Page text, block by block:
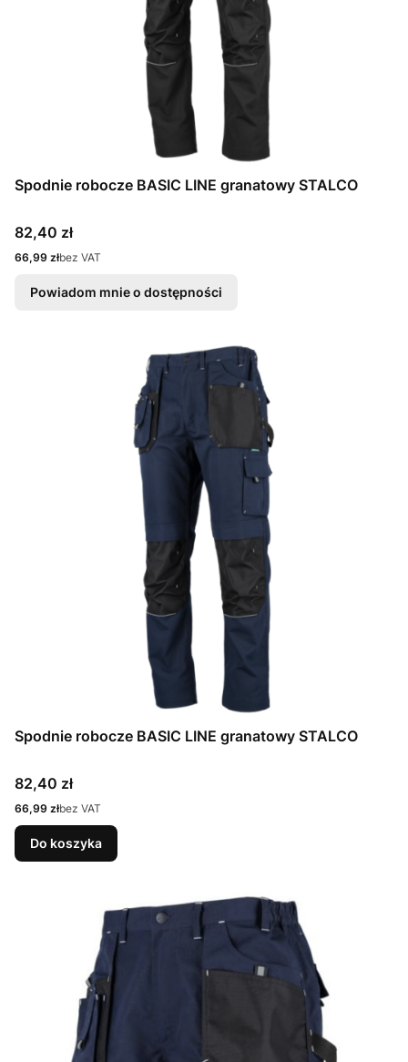
Spodnie robocze BASIC LINE granatowy STALCO
Cena
82,40 zł
Cena
66,99 złbez VAT
Powiadom mnie o dostępności
Spodnie robocze BASIC LINE granatowy STALCO
Cena
82,40 zł
Cena
66,99 złbez VAT
Do koszyka